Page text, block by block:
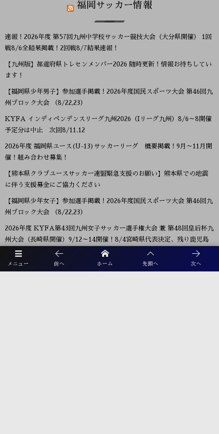
メニュー 前へ ホーム 先頭へ 次へ
福岡サッカー情報
速報！2026年度 第57回九州中学校サッカー競技大会（大分県開催） 1回
戦8/6全結果掲載！2回戦8/7結果速報！
【九州版】都道府県トレセンメンバー2026 随時更新！情報お待ちしてい
ます！
【福岡県少年男子】参加選手掲載！2026年度国民スポーツ大会 第46回九
州ブロック大会 （8/22,23）
KYFA インディペンデンスリーグ九州2026（Iリーグ九州）8/6～8開催
予定分は中止 次回8/11.12
2026年度 福岡県ユース(U-13)サッカーリーグ 概要掲載！9月～11月開
催！組み合わせ募集！
【熊本県クラブユースサッカー連盟緊急支援のお願い】熊本県での地震
に伴う支援募金にご協力ください
【福岡県少年女子】参加選手掲載！2026年度国民スポーツ大会 第46回九
州ブロック大会 （8/22,23）
2026年度 KYFA第43回九州女子サッカー選手権大会 兼 第48回皇后杯九
州大会（長崎県開催）9/12～14開催！8/4宮崎県代表決定、残り鹿児島
8/9決定予定！
2026年度 第38回九州ジュニア U-11 サッカー大会（新人戦）福岡県中央